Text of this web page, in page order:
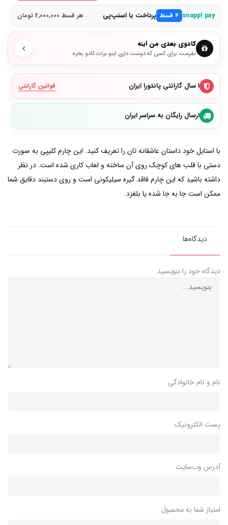
snapp! pay ۴ قسط پرداخت با اسنپ‌پی هر قسط 2,000,000 تومان
کادوی بعدی من اینه
بفرست برای کسی که دوست داری اینو برات کادو بخره
۱ سال گارانتی پاندورا ایران قوانین گارانتی
ارسال رایگان به سراسر ایران
با استایل خود داستان عاشقانه تان را تعریف کنید. این چارم کلیپی به صورت
دستی با قلب های کوچک روی آن ساخته و لعاب کاری شده است. در نظر
داشته باشید که این چارم فاقد گیره سیلیکونی است و روی دستبند دقایق شما
ممکن است جا به جا شده یا بلغزد.
دیدگاه‌ها
دیدگاه خود را بنویسید
نام و نام خانوادگی
پست الکترونیک
آدرس وب‌سایت
امتیاز شما به محصول